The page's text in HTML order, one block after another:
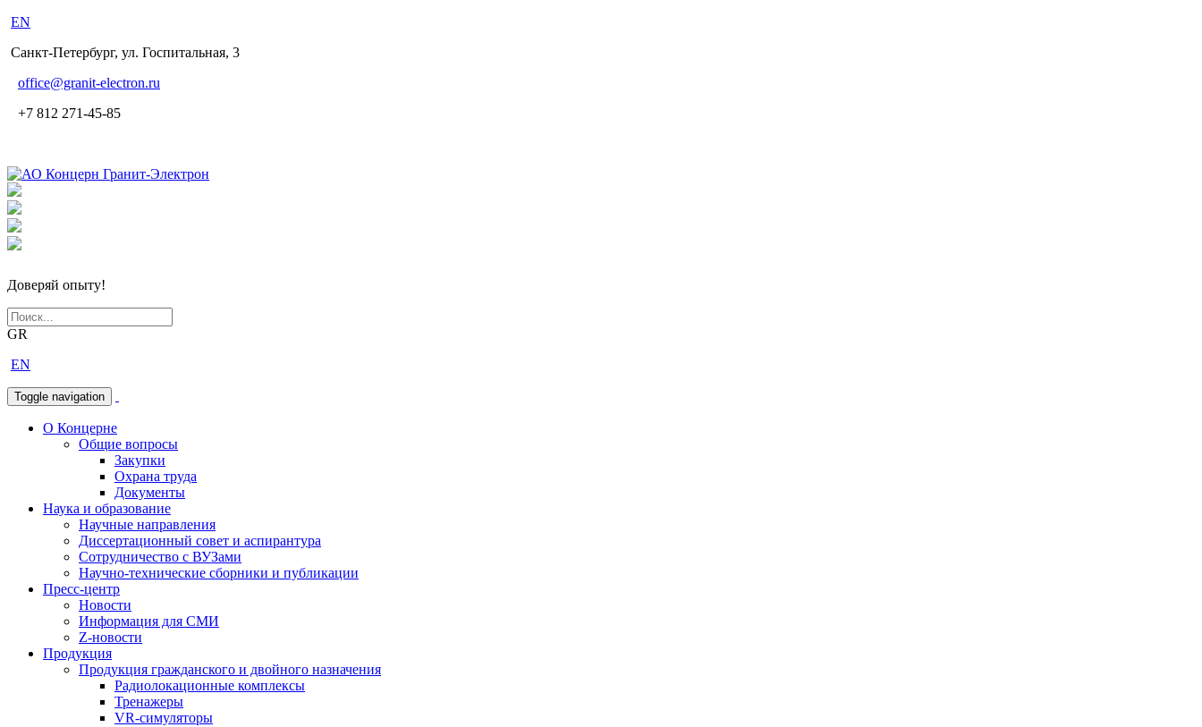
EN
Санкт-Петербург, ул. Госпитальная, 3
office@granit-electron.ru
+7 812 271-45-85
Доверяй опыту!
GR
EN
Toggle navigation
О Концерне
Общие вопросы
Закупки
Охрана труда
Документы
Наука и образование
Научные направления
Диссертационный совет и аспирантура
Сотрудничество с ВУЗами
Научно-технические сборники и публикации
Пресс-центр
Новости
Информация для СМИ
Z-новости
Продукция
Продукция гражданского и двойного назначения
Радиолокационные комплексы
Тренажеры
VR-симуляторы